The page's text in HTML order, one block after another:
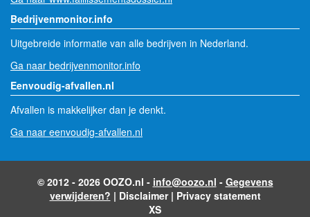
Bedrijvenmonitor.info
Uitgebreide informatie van alle bedrijven in Nederland.
Ga naar bedrijvenmonitor.info
Eenvoudig-afvallen.nl
Afvallen is makkelijker dan je denkt.
Ga naar eenvoudig-afvallen.nl
© 2012 - 2026 OOZO.nl - info@oozo.nl - Gegevens
verwijderen? | Disclaimer| Privacy statement
XS